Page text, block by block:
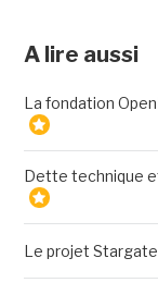
A lire aussi
La fondation
Dette technique
Le projet